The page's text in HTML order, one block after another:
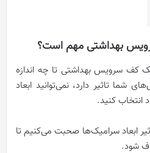
بهداشتی مهم است؟
کف سرویس بهداشتی تا چه اندازه
تاثیر دارد، نمی‌توانید ابعاد
کنید.
ابعاد سرامیک‌ها صحبت می‌کنیم تا
شود.